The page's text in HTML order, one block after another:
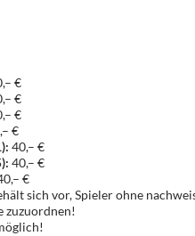
€
€
€
€
40,– €
40,– €
€
sich vor, Spieler ohne
zuzuordnen!